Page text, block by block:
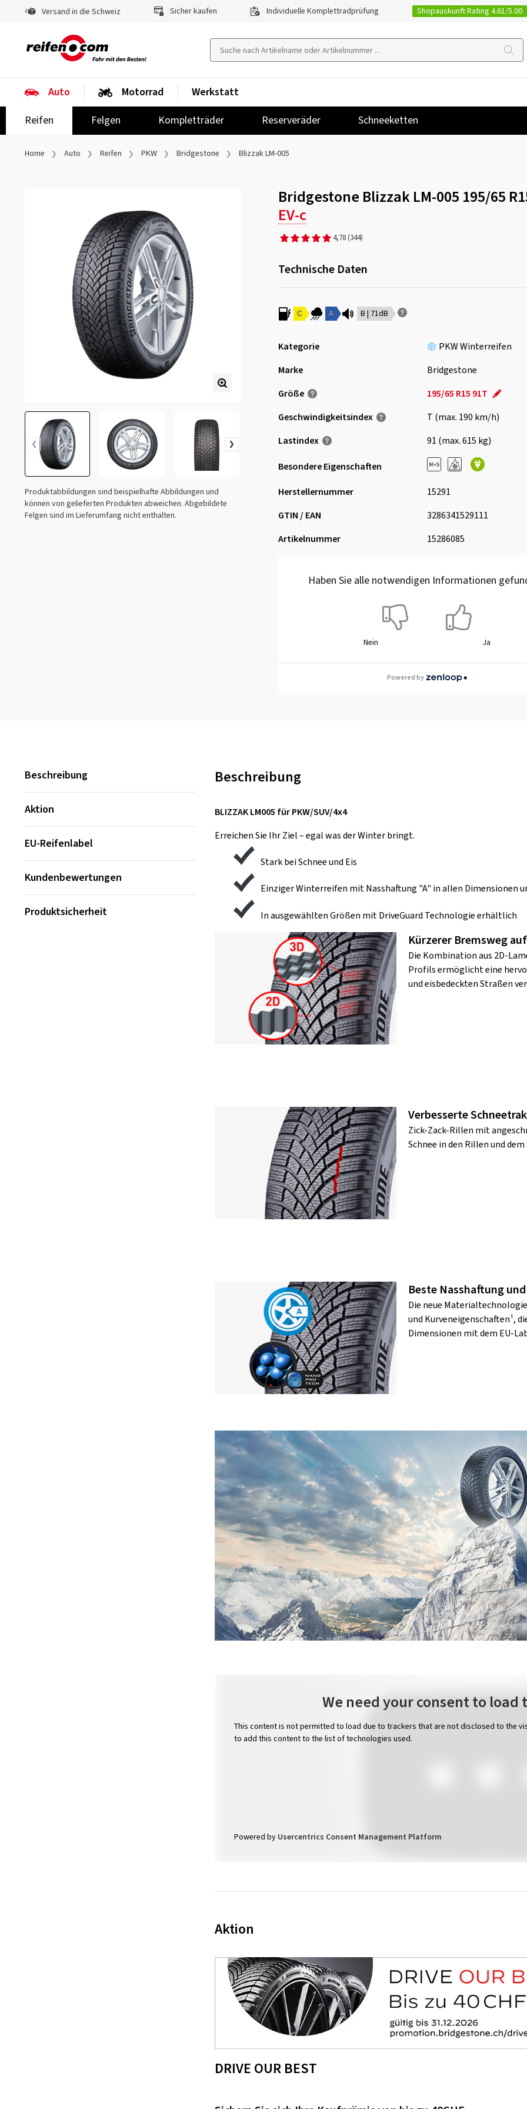
Versand in die Schweiz Sicher kaufen Individuelle Komplettradprüfung Shopauskunft Rating 4.61/5.00
Auto
Reifen
Felgen Kompletträder Reserveräder Schneeketten
Motorrad Werkstatt
Home Auto Reifen PKW Bridgestone Blizzak LM-005
Produktabbildungen sind beispielhafte Abbildungen und
können von gelieferten Produkten abweichen. Abgebildete
Felgen sind im Lieferumfang nicht enthalten.
Bridgestone Blizzak LM-005 195/65
EV-c
4,78 (344)
Technische Daten
C A B | 71dB
Kategorie
PKW Winterreifen
Marke
Bridgestone
Größe
195/65 R15 91T
Geschwindigkeits­index
T (max. 190 km/h)
Lastindex
91 (max. 615 kg)
Besondere Eigenschaften
Herstellernummer
15291
GTIN / EAN
3286341529111
Artikelnummer
15286085
Haben Sie alle notwendigen Informationen
Nein Ja
Powered by
Beschreibung
Aktion
EU-Reifenlabel
Kundenbewertungen
Produktsicherheit
Beschreibung
BLIZZAK LM005 für PKW/SUV/4x4
Erreichen Sie Ihr Ziel – egal was der Winter bringt.
Stark bei Schnee und Eis
Einziger Winterreifen mit Nasshaftung "A" in allen Dimensionen
In ausgewählten Größen mit DriveGuard Technologie erhältlich
Kürzerer Bremsweg
Die Kombination aus 2D-
Profils ermöglicht eine
und eisbedeckten Straßen
Verbesserte
Zick-Zack-Rillen mit
Schnee in den Rillen und
Beste Nasshaftung
Die neue
und Kurveneigenschaften¹,
Dimensionen mit dem EU-
We need your consent to load
This content is not permitted to load due to trackers that are not disclosed to the
to add this content to the list of technologies used.
Powered by Usercentrics Consent Management Platform
Aktion
DRIVE OUR BEST